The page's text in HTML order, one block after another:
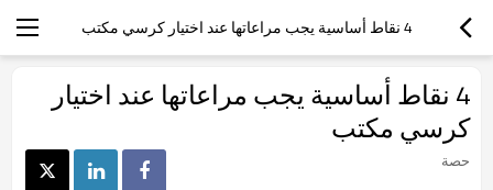
4 نقاط أساسية يجب مراعاتها عند اختيار كرسي مكتب
4 نقاط أساسية يجب مراعاتها عند اختيار
كرسي مكتب
حصة